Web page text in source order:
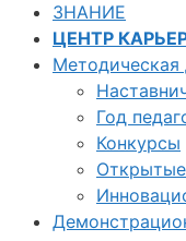
ЗНАНИЕ
ЦЕНТР
Методическая
Год
Конкурсы